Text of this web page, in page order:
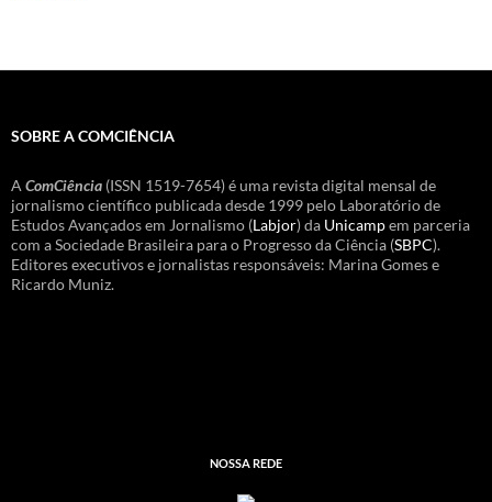
SOBRE A COMCIÊNCIA
A ComCiência (ISSN 1519-7654) é uma revista digital mensal de
jornalismo científico publicada desde 1999 pelo Laboratório de
Estudos Avançados em Jornalismo (Labjor) da Unicampem parceria
com a Sociedade Brasileira para o Progresso da Ciência (SBPC).
Editores executivos e jornalistas responsáveis: Marina Gomes e
Ricardo Muniz.
NOSSA REDE